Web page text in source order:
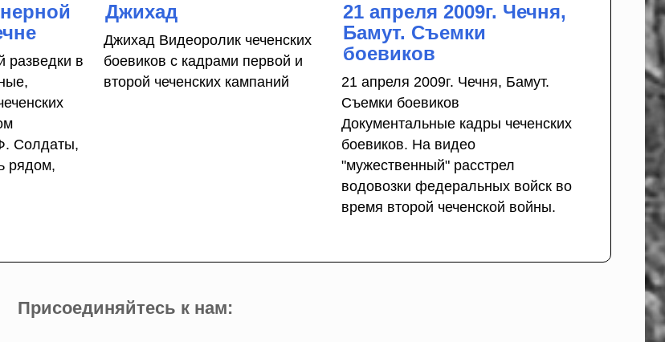
разведки в
Солдаты,
рядом,
Джихад
Джихад Видеоролик чеченских
боевиков с кадрами первой и
второй чеченских кампаний
21 апреля 2009г. Чечня,
Бамут. Съемки
боевиков
21 апреля 2009г. Чечня, Бамут.
Съемки боевиков
Документальные кадры чеченских
боевиков. На видео
"мужественный" расстрел
водовозки федеральных войск во
время второй чеченской войны.
Присоединяйтесь к нам: